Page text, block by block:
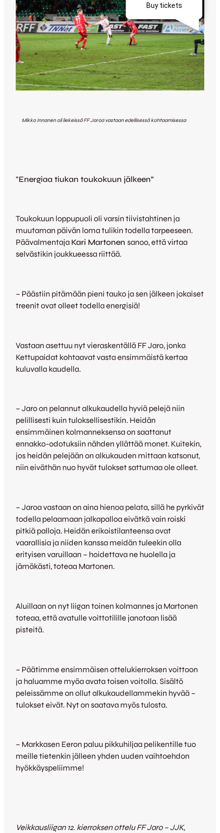
Mikko Innanen oli liekeissä FF Jaroa vastaan edellisessä kohtaamisessa
”Energiaa tiukan toukokuun jälkeen”
Toukokuun loppupuoli oli varsin tiivistahtinen ja
muutaman päivän loma tulikin todella tarpeeseen.
Päävalmentaja Kari Martonen sanoo, että virtaa
selvästikin joukkueessa riittää.
– Päästiin pitämään pieni tauko ja sen jälkeen jokaiset
treenit ovat olleet todella energisiä!
Vastaan asettuu nyt vieraskentällä FF Jaro, jonka
Kettupaidat kohtaavat vasta ensimmäistä kertaa
kuluvalla kaudella.
– Jaro on pelannut alkukaudella hyviä pelejä niin
pelillisesti kuin tuloksellisestikin. Heidän
ensimmäinen kolmanneksensa on saattanut
ennakko-odotuksiin nähden yllättää monet. Kuitekin,
jos heidän pelejään on alkukauden mittaan katsonut,
niin eiväthän nuo hyvät tulokset sattumaa ole olleet.
– Jaroa vastaan on aina hienoa pelata, sillä he pyrkivät
todella pelaamaan jalkapalloa eivätkä vain roiski
pitkiä palloja. Heidän erikoistilanteensa ovat
vaarallisia ja niiden kanssa meidän tuleekin olla
erityisen varuillaan – hoidettava ne huolella ja
jämäkästi, toteaa Martonen.
Aluillaan on nyt liigan toinen kolmannes ja Martonen
toteaa, että avatulle voittotilille janotaan lisää
pisteitä.
– Päätimme ensimmäisen ottelukierroksen voittoon
ja haluamme myöa avata toisen voitolla. Sisältö
peleissämme on ollut alkukaudellammekin hyvää –
tulokset eivät. Nyt on saatava myös tulosta.
– Markkasen Eeron paluu pikkuhiljaa pelikentille tuo
meille tietenkin jälleen yhden uuden vaihtoehdon
hyökkäyspeliimme!
Veikkausliigan 12. kierroksen ottelu FF Jaro – JJK,